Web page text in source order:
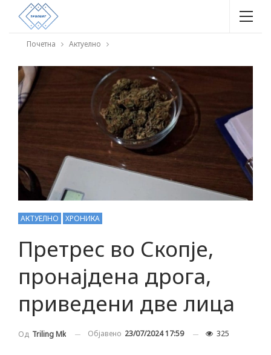
Почетна Актуелно
АКТУЕЛНО ХРОНИКА
Претрес во Скопје,
пронајдена дрога,
приведени две лица
Од Triling Mk Објавено 23/07/2024 17:59 325